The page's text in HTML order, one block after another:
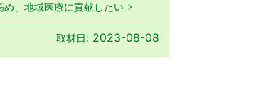
、地域医療に貢献したい
取材日: 2023-08-08